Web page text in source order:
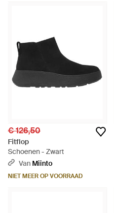
€ 126,50
Fitflop
Schoenen - Zwart
Van Miinto
NIET MEER OP VOORRAAD